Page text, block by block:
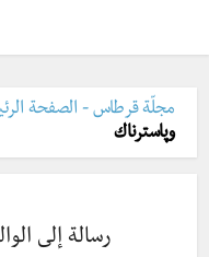
مجلّة قرطاس - الصفحة
وپاسترناك
رسالة إلى